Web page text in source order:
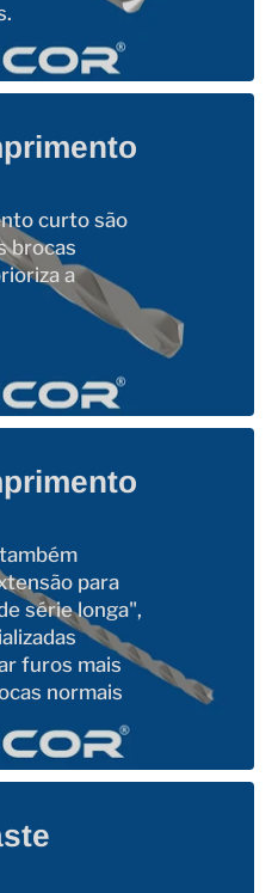
curto são
brocas
a
para
série longa",
furos mais
normais